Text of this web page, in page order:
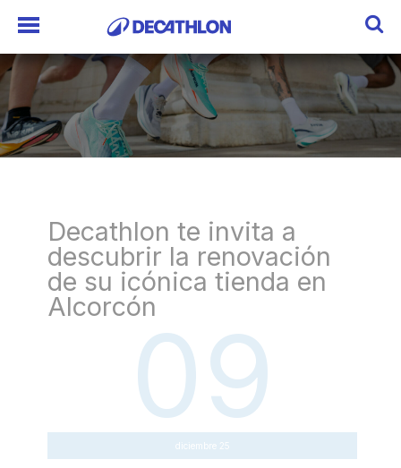
Decathlon te invita a
descubrir la renovación
de su icónica tienda en
Alcorcón
09
diciembre 25